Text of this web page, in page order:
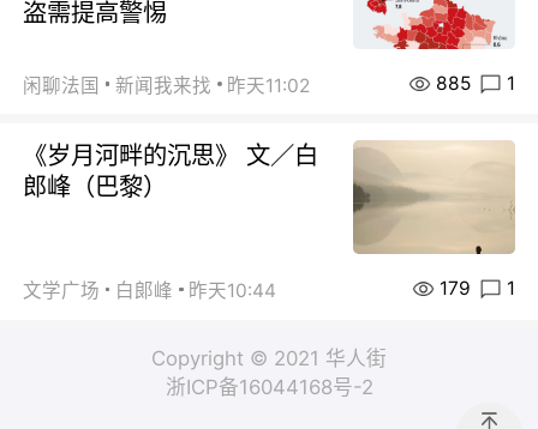
盗需提高警惕
闲聊法国 新闻我来找 昨天11:02 885 1
《岁月河畔的沉思》 文／白
郎峰（巴黎）
文学广场 白郞峰 昨天10:44 179 1
Copyright © 2021 华人街
浙ICP备16044168号-2